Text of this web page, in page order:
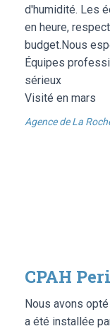
d'humidité. Les
en heure,
budget.Nous
Équipes
sérieux
Visité en mars
Agence de La
CPAH
Nous avons
a été installée